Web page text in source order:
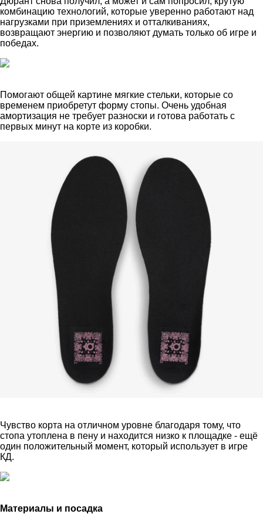
комбинацию технологий, которые уверенно работают над
нагрузками при приземлениях и отталкиваниях,
возвращают энергию и позволяют думать только об игре и
победах.
Помогают общей картине мягкие стельки, которые со
временем приобретут форму стопы. Очень удобная
амортизация не требует разноски и готова работать с
первых минут на корте из коробки.
Чувство корта на отличном уровне благодаря тому, что
стопа утоплена в пену и находится низко к площадке - ещё
один положительный момент, который использует в игре
КД.
Материалы и посадка